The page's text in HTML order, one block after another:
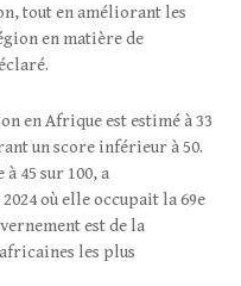
tout en améliorant les
en matière de
en Afrique est estimé à 33
un score inférieur à 50.
45 sur 100, a
où elle occupait la 69e
est de la
les plus